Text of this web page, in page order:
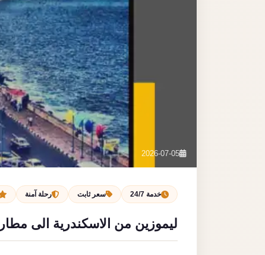
2026-07-05
خدمة 24/7 سعر ثابت رحلة آمنة
ليموزين من الاسكندرية الى